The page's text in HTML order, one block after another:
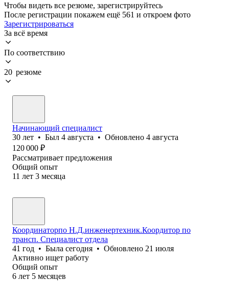
Чтобы видеть все резюме, зарегистрируйтесь
После регистрации покажем ещё 561 и откроем фото
Зарегистрироваться
За всё время
По соответствию
20 резюме
Начинающий специалист
30 лет • Был 4 августа • Обновлено 4 августа
120 000 ₽
Рассматривает предложения
Общий опыт
11 лет 3 месяца
Координаторпо Н.Д.инженертехник.Коордитор по
трансп. Специалист отдела
41 год • Была сегодня • Обновлено 21 июля
Активно ищет работу
Общий опыт
6 лет 5 месяцев